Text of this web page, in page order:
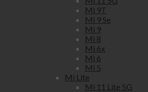
Mi 9T
Mi 9 Se
Mi 9
Mi 8
Mi 6x
Mi 6
Mi 5
Mi Lite
Mi 11 Lite 5G